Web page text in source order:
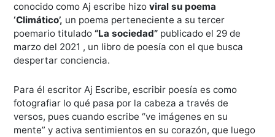
conocido como Aj escribe hizoviral su poema
‘Climático’, un poema perteneciente a su tercer
poemario titulado “La sociedad” publicado el 29 de
marzo del 2021 , un libro de poesía con el que busca
despertar conciencia.
Para él escritor Aj Escribe, escribir poesía es como
fotografiar lo qué pasa por la cabeza a través de
versos, pues cuando escribe “ve imágenes en su
mente” y activa sentimientos en su corazón, que luego